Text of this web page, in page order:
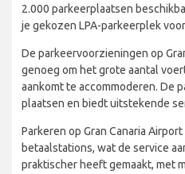
2.000 parkeerplaatsen
je gekozen LPA-parkeerplek
De parkeervoorzieningen op
genoeg om het grote aantal
aankomt te accommoderen. De
plaatsen en biedt uitstekende
Parkeren op Gran Canaria
betaalstations, wat de service
praktischer heeft gemaakt, met